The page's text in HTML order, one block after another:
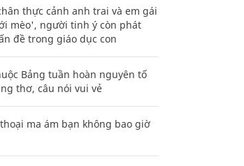
thực cảnh anh trai và em gái
mèo', người tinh ý còn phát
đề trong giáo dục con
Bảng tuần hoàn nguyên tố
thơ, câu nói vui vẻ
ma ám bạn không bao giờ